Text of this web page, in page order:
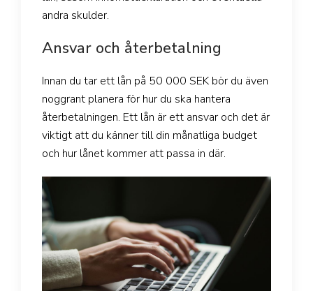
andra skulder.
Ansvar och återbetalning
Innan du tar ett lån på 50 000 SEK bör du även
noggrant planera för hur du ska hantera
återbetalningen. Ett lån är ett ansvar och det är
viktigt att du känner till din månatliga budget
och hur lånet kommer att passa in där.